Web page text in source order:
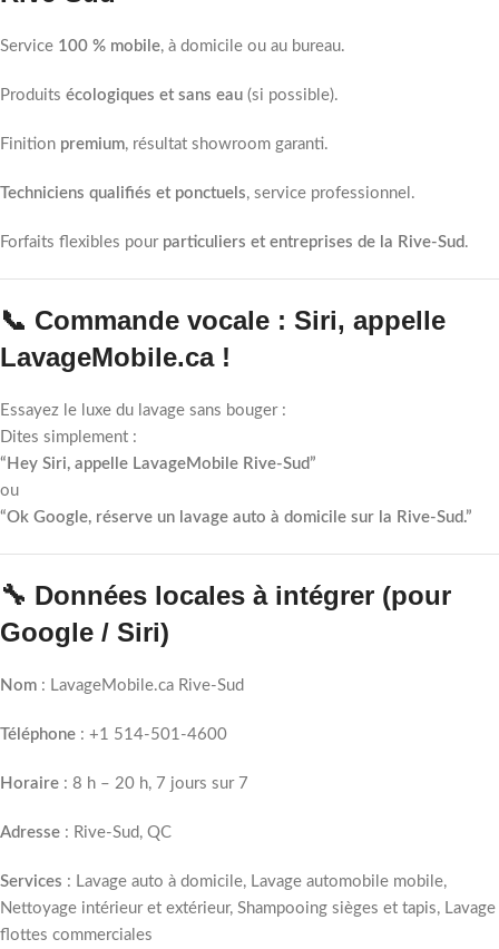
Service 100 % mobile, à domicile ou au bureau.
Produits écologiques et sans eau (si possible).
Finition premium, résultat showroom garanti.
Techniciens qualifiés et ponctuels, service professionnel.
Forfaits flexibles pour particuliers et entreprises de la Rive-Sud .
📞 Commande vocale : Siri, appelle
LavageMobile.ca !
Essayez le luxe du lavage sans bouger :
Dites simplement :
“Hey Siri, appelle LavageMobile Rive-Sud”
ou
“Ok Google, réserve un lavage auto à domicile sur la Rive-Sud.”
🔧 Données locales à intégrer (pour
Google / Siri)
Nom : LavageMobile.ca Rive-Sud
Téléphone : +1 514-501-4600
Horaire : 8 h – 20 h, 7 jours sur 7
Adresse : Rive-Sud, QC
Services : Lavage auto à domicile, Lavage automobile mobile,
Nettoyage intérieur et extérieur, Shampooing sièges et tapis, Lavage
flottes commerciales